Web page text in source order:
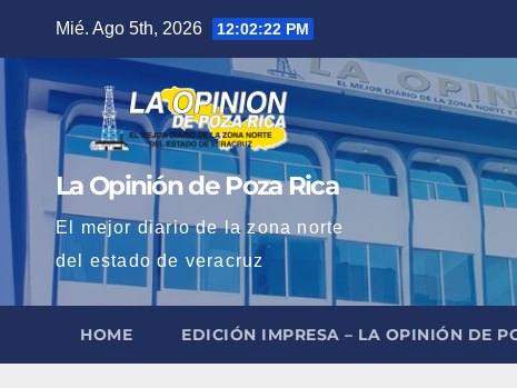
contenido
Mié. Ago 5th, 2026 12:02:24 PM
La Opinión de Poza Rica
El mejor diario de la zona norte
del estado de veracruz
HOME EDICIÓN IMPRESA – LA OPINIÓN DE